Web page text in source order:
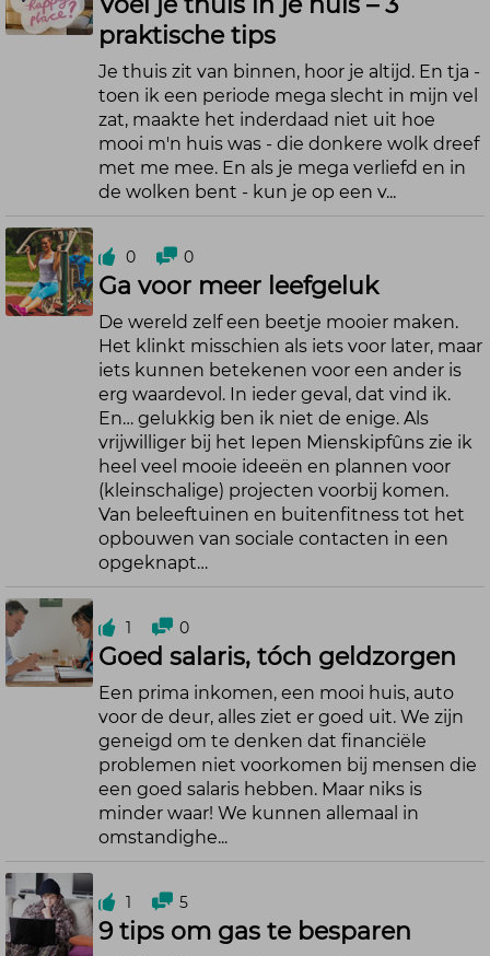
praktische tips
Je thuis zit van binnen, hoor je altijd. En tja -
toen ik een periode mega slecht in mijn vel
zat, maakte het inderdaad niet uit hoe
mooi m'n huis was - die donkere wolk dreef
met me mee. En als je mega verliefd en in
de wolken bent - kun je op een v...
0 0
Ga voor meer leefgeluk
De wereld zelf een beetje mooier maken.
Het klinkt misschien als iets voor later, maar
iets kunnen betekenen voor een ander is
erg waardevol. In ieder geval, dat vind ik.
En… gelukkig ben ik niet de enige. Als
vrijwilliger bij het Iepen Mienskipfûns zie ik
heel veel mooie ideeën en plannen voor
(kleinschalige) projecten voorbij komen.
Van beleeftuinen en buitenfitness tot het
opbouwen van sociale contacten in een
opgeknapt…
1 0
Goed salaris, tóch geldzorgen
Een prima inkomen, een mooi huis, auto
voor de deur, alles ziet er goed uit. We zijn
geneigd om te denken dat financiële
problemen niet voorkomen bij mensen die
een goed salaris hebben. Maar niks is
minder waar! We kunnen allemaal in
omstandighe...
1 5
9 tips om gas te besparen